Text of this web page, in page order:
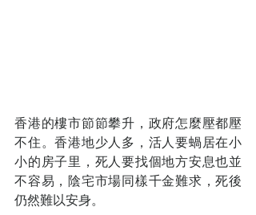
香港的樓市節節攀升，政府怎麼壓都壓
不住。香港地少人多，活人要蝸居在小
小的房子里，死人要找個地方安息也並
不容易，陰宅市場同樣千金難求，死後
仍然難以安身。